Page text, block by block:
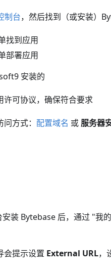
制台，然后找到（或安装）
找到应用
部署应用
安装的
许可协议，确保符合要求
方式： 配置域名 或 服务器
装 Bytebase 后，通过 "我
会提示设置 External URL，